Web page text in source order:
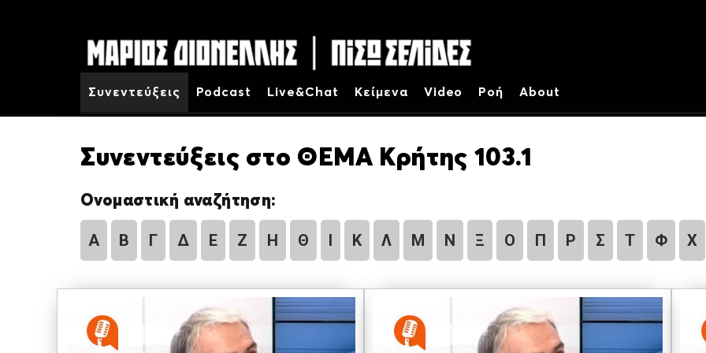
Συνεντεύξεις Podcast Live&Chat Κείμενα Video Ροή About
Συνεντεύξεις στο ΘΕΜΑ Κρήτης 103.1
Ονομαστική αναζήτηση:
Α Β Γ Δ Ε Ζ Η Θ Ι Κ Λ Μ Ν Ξ Ο Π Ρ Σ Τ Φ Χ